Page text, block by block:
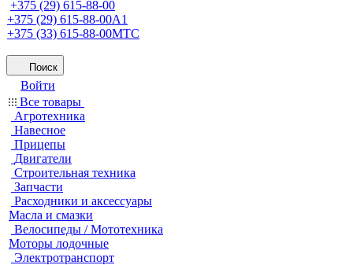
+375 (29) 615-88-00
+375 (29) 615-88-00A1
+375 (33) 615-88-00МТС
Поиск
Войти
Все товары
Агротехника
Навесное
Прицепы
Двигатели
Строительная техника
Запчасти
Расходники и аксессуары
Масла и смазки
Велосипеды / Мототехника
Моторы лодочные
Электротранспорт